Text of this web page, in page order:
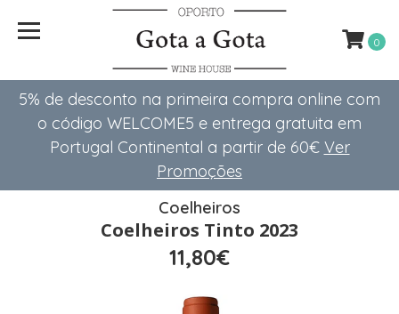
5% de desconto na primeira compra online com
o código WELCOME5 e entrega gratuita em
Portugal Continental a partir de 60€ Ver
Promoções
0
Coelheiros
Coelheiros Tinto 2023
11,80€